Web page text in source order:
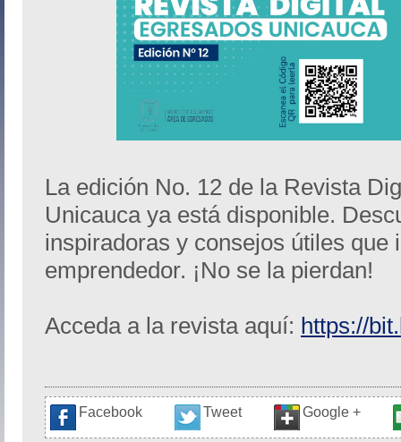
La edición No. 12 de la Revista
Unicauca ya está disponible.
inspiradoras y consejos útiles que
emprendedor. ¡No se la pierdan!
Acceda a la revista aquí: https://
Facebook Tweet Google +